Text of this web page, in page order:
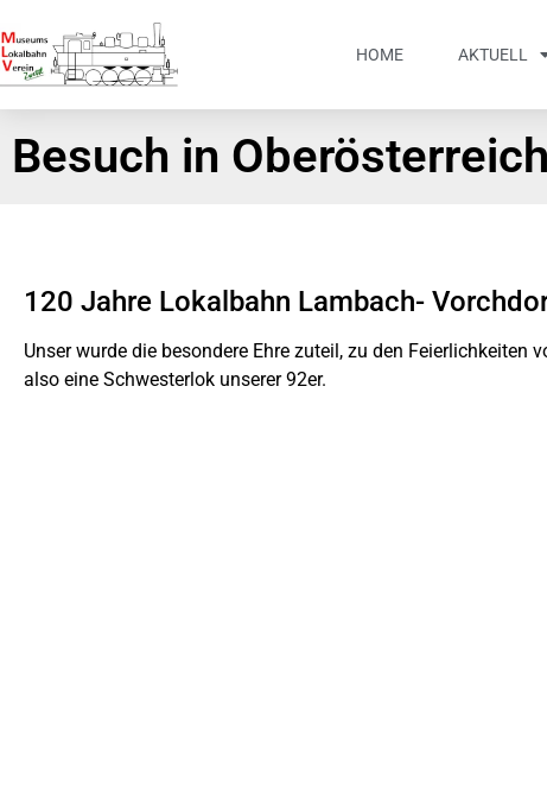
HOME AKTUELL
Besuch in Oberösterreich
120 Jahre Lokalbahn Lambach-
Unser wurde die besondere Ehre zuteil, zu den
also eine Schwesterlok unserer 92er.